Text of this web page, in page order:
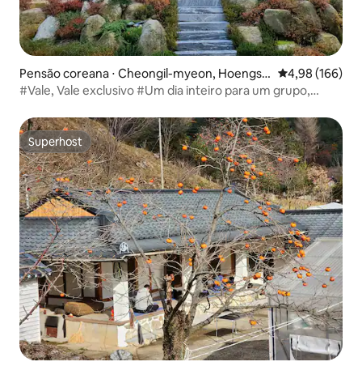
Pensão coreana ⋅ Cheongil-myeon, Hoengse
ong-gun
4,98 de uma
4,98 (166)
#Vale, Vale exclusivo #Um dia inteiro para um grupo,
Superhost
Superhost